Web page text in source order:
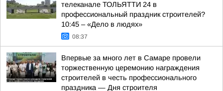
телеканале ТОЛЬЯТТИ 24 в
профессиональный праздник строителей?
10:45 – «Дело в людях»
08:37
Впервые за много лет в Самаре провели
торжественную церемонию награждения
строителей в честь профессионального
праздника — Дня строителя